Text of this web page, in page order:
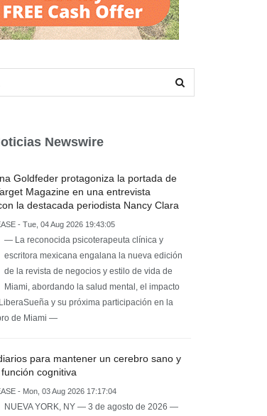
Newswire
Goldfeder protagoniza la portada de
Magazine en una entrevista
la destacada periodista Nancy Clara
- Tue, 04 Aug 2026 19:43:05
— La reconocida psicoterapeuta clínica y
escritora mexicana engalana la nueva edición
de la revista de negocios y estilo de vida de
Miami, abordando la salud mental, el impacto
y su próxima participación en la
de Miami —
para mantener un cerebro sano y
cognitiva
- Mon, 03 Aug 2026 17:17:04
NUEVA YORK, NY — 3 de agosto de 2026 —